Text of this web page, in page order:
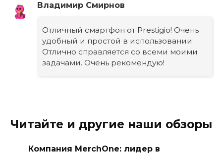
Владимир Смирнов
Отличный смартфон от Prestigio! Очень
удобный и простой в использовании.
Отлично справляется со всеми моими
задачами. Очень рекомендую!
Читайте и другие наши обзоры
Компания MerchOne: лидер в